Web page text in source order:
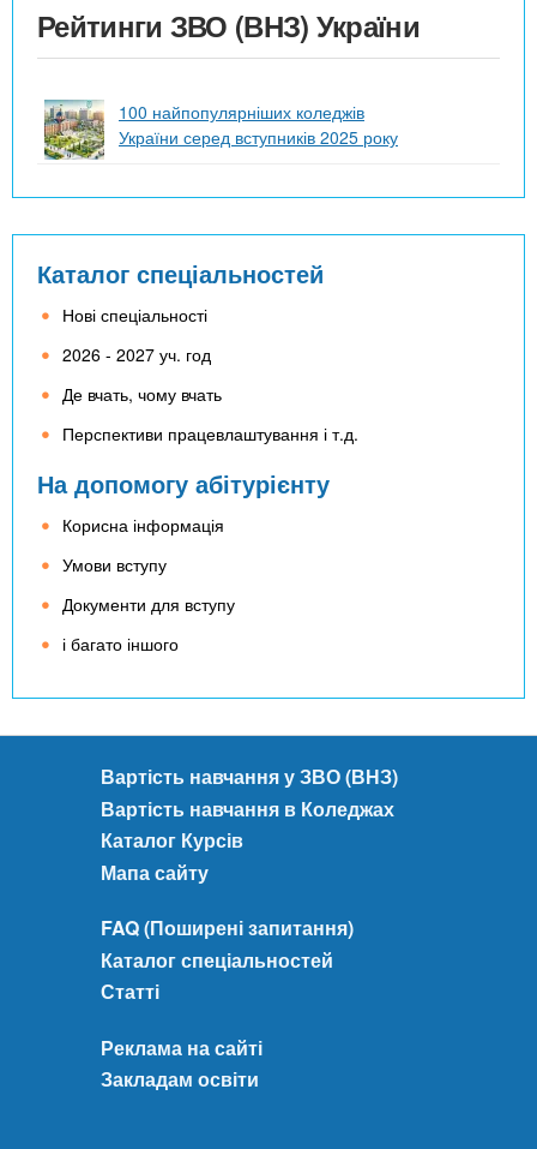
Рейтинги ЗВО (ВНЗ) України
100 найпопулярніших коледжів
України серед вступників 2025 року
Каталог спеціальностей
Нові спеціальності
2026 - 2027 уч. год
Де вчать, чому вчать
Перспективи працевлаштування і т.д.
На допомогу абітурієнту
Корисна інформація
Умови вступу
Документи для вступу
і багато іншого
Вартість навчання у ЗВО (ВНЗ)
Вартість навчання в Коледжах
Каталог Курсів
Мапа сайту
FAQ (Поширені запитання)
Каталог спеціальностей
Статті
Реклама на сайті
Закладам освіти